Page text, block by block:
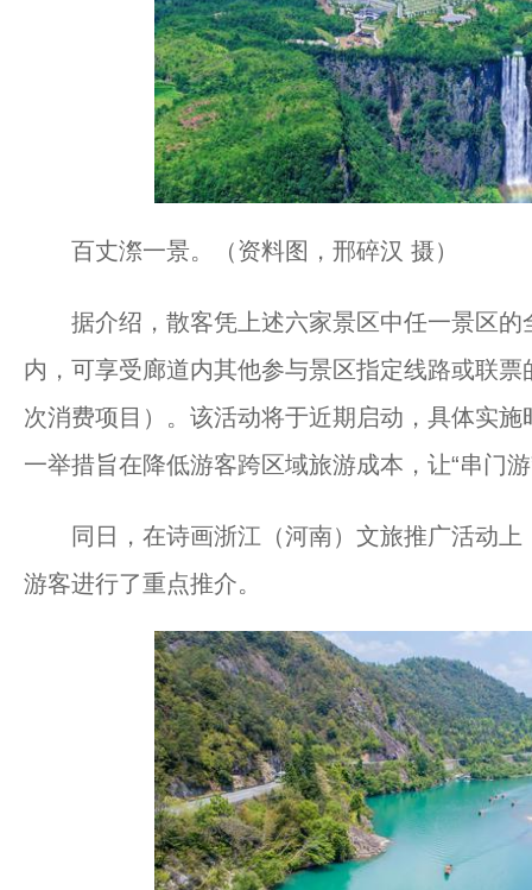
百丈漈一景。（资料图，邢碎汉 摄）
据介绍，散客凭上述六家景区中任一景区的
内，可享受廊道内其他参与景区指定线路或联
次消费项目）。该活动将于近期启动，具体实
一举措旨在降低游客跨区域旅游成本，让“串门
同日，在诗画浙江（河南）文旅推广活动上
游客进行了重点推介。